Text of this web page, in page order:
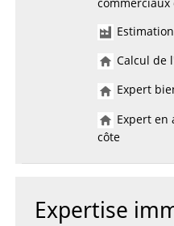
Calcul de
Expert
Expert en
côte
Expertise